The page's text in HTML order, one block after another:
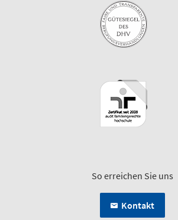
So erreichen Sie uns
Kontakt